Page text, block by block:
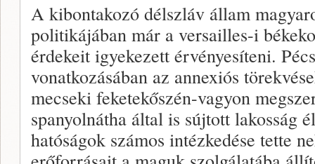
A kibontakozó délszláv állam
politikájában már a versailles-i
érdekeit igyekezett érvényesíteni.
vonatkozásában az annexiós
mecseki feketekőszén-vagyon
spanyolnátha által is sújtott lakosság
hatóságok számos intézkedése tette